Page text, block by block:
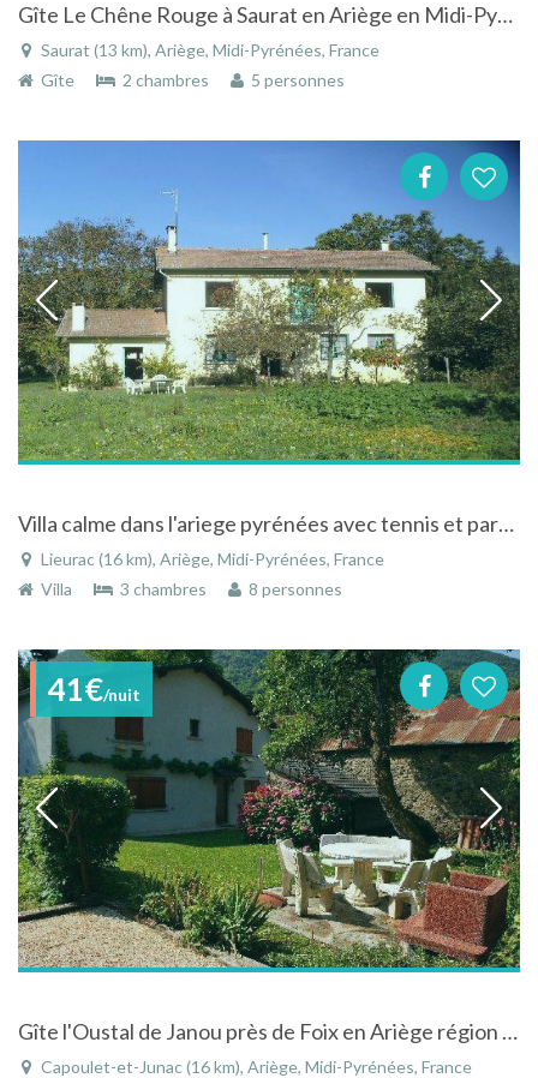
Gîte Le Chêne Rouge à Saurat en Ariège en Midi-Pyrénées
Saurat (13 km), Ariège, Midi-Pyrénées, France
Gîte
2 chambres 5 personnes
Villa calme dans l'ariege pyrénées avec tennis et parc arboré
Lieurac (16 km), Ariège, Midi-Pyrénées, France
Villa
3 chambres 8 personnes
41€/nuit
Gîte l'Oustal de Janou près de Foix en Ariège région Midi-Pyrénées près de l'Andorre et Espagne
Capoulet-et-Junac (16 km), Ariège, Midi-Pyrénées, France